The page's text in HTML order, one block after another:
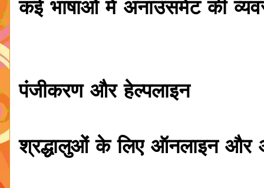
कई भाषाओं में अनाउंसमेंट की
पंजीकरण और हेल्पलाइन
श्रद्धालुओं के लिए ऑनलाइन और